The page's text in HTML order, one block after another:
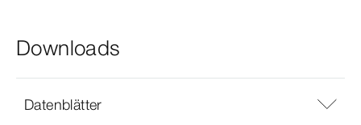
Downloads
Datenblätter